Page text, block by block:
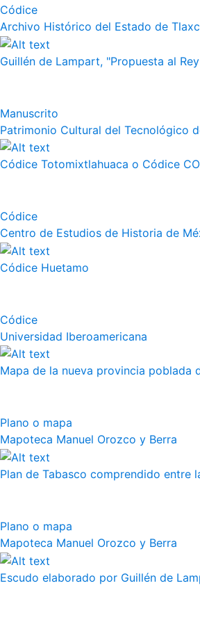
Códice
Archivo Histórico del Estado de
Guillén de Lampart, "Propuesta al
Manuscrito
Patrimonio Cultural del Tecnológico
Códice Totomixtlahuaca o Códice
Códice
Centro de Estudios de Historia de
Códice Huetamo
Códice
Universidad Iberoamericana
Mapa de la nueva provincia poblada
Plano o mapa
Mapoteca Manuel Orozco y Berra
Plan de Tabasco comprendido entre
Plano o mapa
Mapoteca Manuel Orozco y Berra
Escudo elaborado por Guillén de